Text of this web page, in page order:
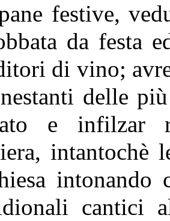
festive,
da festa
di vino;
delle
e infilzar
intantochè
intonando
cantici